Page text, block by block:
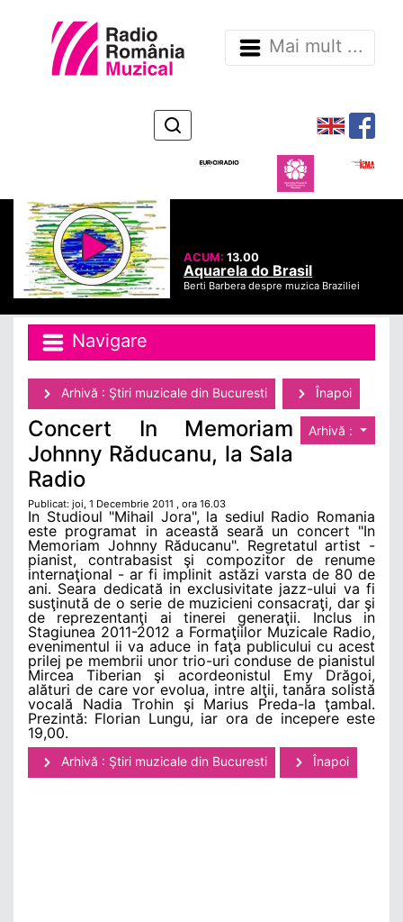
Mai mult ...
ACUM:13.00
Aquarela do Brasil
Berti Barbera despre muzica Braziliei
Navigare
Arhivă : Ştiri muzicale din Bucuresti Înapoi
Arhivă :
Concert In Memoriam
Johnny Răducanu, la Sala
Radio
Publicat: joi, 1 Decembrie 2011 , ora 16.03
In Studioul "Mihail Jora", la sediul Radio Romania
este programat in această seară un concert "In
Memoriam Johnny Răducanu". Regretatul artist -
pianist, contrabasist şi compozitor de renume
internaţional - ar fi implinit astăzi varsta de 80 de
ani. Seara dedicată in exclusivitate jazz-ului va fi
susţinută de o serie de muzicieni consacraţi, dar şi
de reprezentanţi ai tinerei generaţii. Inclus in
Stagiunea 2011-2012 a Formaţiilor Muzicale Radio,
evenimentul ii va aduce in faţa publicului cu acest
prilej pe membrii unor trio-uri conduse de pianistul
Mircea Tiberian şi acordeonistul Emy Drăgoi,
alături de care vor evolua, intre alţii, tanăra solistă
vocală Nadia Trohin şi Marius Preda-la ţambal.
Prezintă: Florian Lungu, iar ora de incepere este
19,00.
Arhivă : Ştiri muzicale din Bucuresti Înapoi